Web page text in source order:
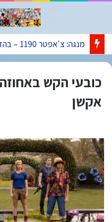
מנגה: צ'אפטר 1190 – בהדבקת טקסט.
כובעי הקש
אקשן